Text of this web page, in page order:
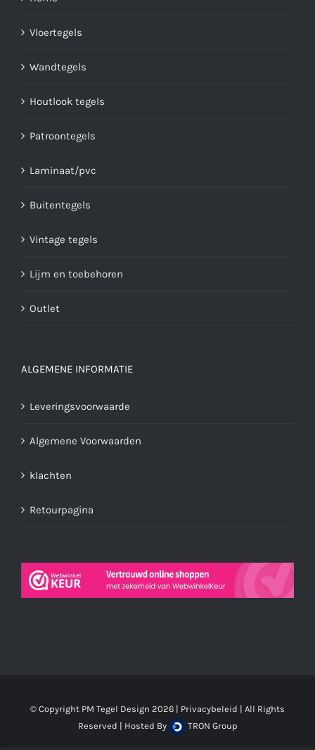
Vloertegels
Wandtegels
Houtlook tegels
Patroontegels
Laminaat/pvc
Buitentegels
Vintage tegels
Lijm en toebehoren
Outlet
ALGEMENE INFORMATIE
Leveringsvoorwaarde
Algemene Voorwaarden
klachten
Retourpagina
© Copyright PM Tegel Design 2026 | Privacybeleid | All Rights
Reserved | Hosted By
TRON Group